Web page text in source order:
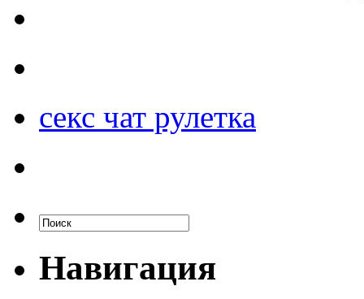
секс чат рулетка
Навигация